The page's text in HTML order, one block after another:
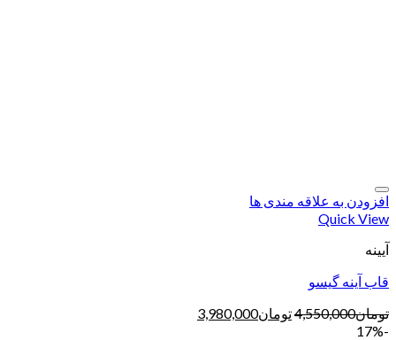
افزودن به علاقه مندی ها
Quick View
آیینه
قاب آینه گیسو
تومان4,550,000تومان3,980,000
-17%